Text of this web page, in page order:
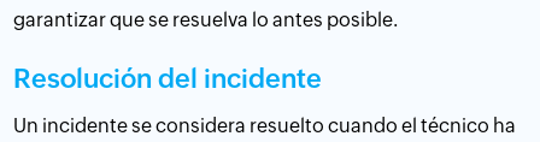
garantizar que se resuelva lo antes posible.
Resolución del incidente
Un incidente se considera resuelto cuando el técnico ha